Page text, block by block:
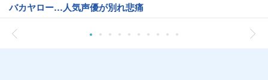
バカヤロー…人気声優が別れ悲痛